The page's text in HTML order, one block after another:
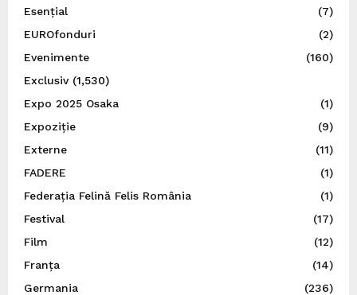
Esențial
(7)
EUROfonduri
(2)
Evenimente
(160)
Exclusiv(1,530)
Expo 2025 Osaka
(1)
Expoziție
(9)
Externe
(11)
FADERE
(1)
Federația Felină Felis România
(1)
Festival
(17)
Film
(12)
Franța
(14)
Germania
(236)